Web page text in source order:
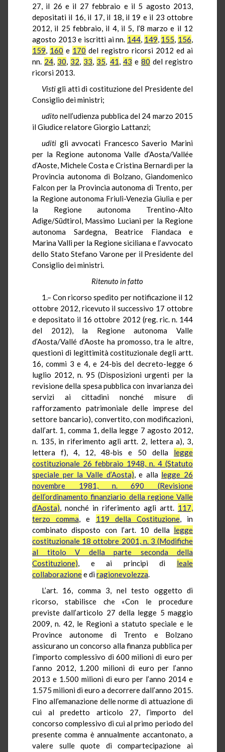
27, il 26 e il 27 febbraio e il 5 agosto 2013,
depositati il 16, il 17, il 18, il 19 e il 23 ottobre
2012, il 25 febbraio, il 4, il 5, l’8 marzo e il 12
agosto 2013 e iscritti ai nn. 144, 149, 155, 156,
159, 160 e 170 del registro ricorsi 2012 ed ai
nn. 24, 30, 32, 33, 35, 41, 43 e 80 del registro
ricorsi 2013.
Vistigli atti di costituzione del Presidente del
Consiglio dei ministri;
uditonell’udienza pubblica del 24 marzo 2015
il Giudice relatore Giorgio Lattanzi;
uditi gli avvocati Francesco Saverio Marini
per la Regione autonoma Valle d’Aosta/Vallée
d’Aoste, Michele Costa e Cristina Bernardi per la
Provincia autonoma di Bolzano, Giandomenico
Falcon per la Provincia autonoma di Trento, per
la Regione autonoma Friuli-Venezia Giulia e per
la Regione autonoma Trentino-Alto
Adige/Südtirol, Massimo Luciani per la Regione
autonoma Sardegna, Beatrice Fiandaca e
Marina Valli per la Regione siciliana e l’avvocato
dello Stato Stefano Varone per il Presidente del
Consiglio dei ministri.
Ritenuto in fatto
1.– Con ricorso spedito per notificazione il 12
ottobre 2012, ricevuto il successivo 17 ottobre
e depositato il 16 ottobre 2012 (reg. ric. n. 144
del 2012), la Regione autonoma Valle
d’Aosta/Vallé d’Aoste ha promosso, tra le altre,
questioni di legittimità costituzionale degli artt.
16, commi 3 e 4, e 24-bis del decreto-legge 6
luglio 2012, n. 95 (Disposizioni urgenti per la
revisione della spesa pubblica con invarianza dei
servizi ai cittadini nonché misure di
rafforzamento patrimoniale delle imprese del
settore bancario), convertito, con modificazioni,
dall’art. 1, comma 1, della legge 7 agosto 2012,
n. 135, in riferimento agli artt. 2, lettera a), 3,
lettera f), 4, 12, 48-bis e 50 della legge
costituzionale 26 febbraio 1948, n. 4 (Statuto
speciale per la Valle d’Aosta), e alla legge 26
novembre 1981, n. 690 (Revisione
dell’ordinamento finanziario della regione Valle
d’Aosta), nonché in riferimento agli artt. 117,
terzo comma, e 119 della Costituzione, in
combinato disposto con l’art. 10 della legge
costituzionale 18 ottobre 2001, n. 3 (Modifiche
al titolo V della parte seconda della
Costituzione), e ai principi di leale
collaborazionee diragionevolezza.
L’art. 16, comma 3, nel testo oggetto di
ricorso, stabilisce che «Con le procedure
previste dall’articolo 27 della legge 5 maggio
2009, n. 42, le Regioni a statuto speciale e le
Province autonome di Trento e Bolzano
assicurano un concorso alla finanza pubblica per
l’importo complessivo di 600 milioni di euro per
l’anno 2012, 1.200 milioni di euro per l’anno
2013 e 1.500 milioni di euro per l’anno 2014 e
1.575 milioni di euro a decorrere dall’anno 2015.
Fino all’emanazione delle norme di attuazione di
cui al predetto articolo 27, l’importo del
concorso complessivo di cui al primo periodo del
presente comma è annualmente accantonato, a
valere sulle quote di compartecipazione ai